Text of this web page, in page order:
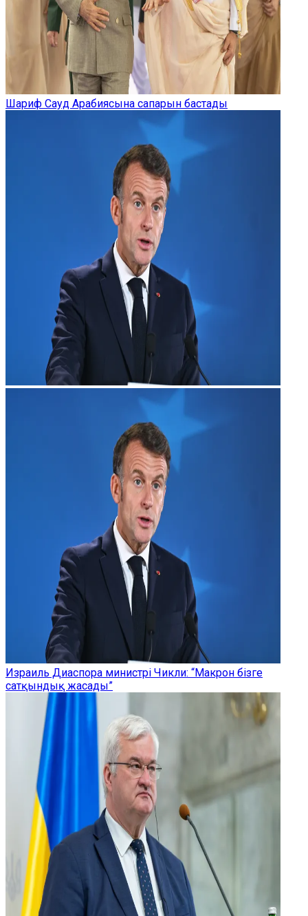
Шариф Сауд Арабиясына сапарын бастады
Израиль Диаспора министрі Чикли: “Макрон бізге
сатқындық жасады”